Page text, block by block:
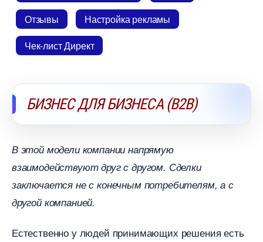
Отзывы
Настройка рекламы
Чек-лист Директ
БИЗНЕС ДЛЯ БИЗНЕСА (B2B)
этой модели компании напрямую
заимодействуют друг с другом. Сделки
заключается не с конечным потребителям, а с
другой компанией.
Естественно у людей принимающих решения есть